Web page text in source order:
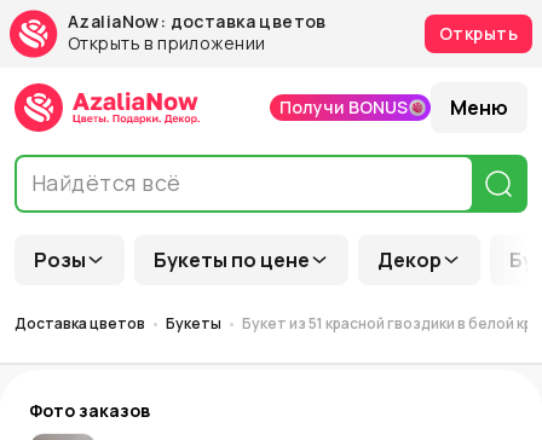
AzaliaNow: доставка цветов
Открыть в приложении
Открыть
Розы Букеты по цене Декор
Получи BONUS Меню
Доставка цветов Букеты Букет из 51 красной гвоздики в белой
Фото заказов